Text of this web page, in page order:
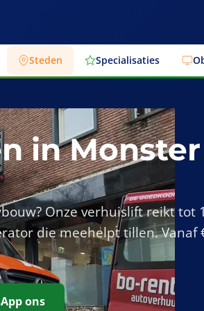
Steden Specialisaties
in Monster
Onze verhuislift reikt tot
die meehelpt tillen. Vanaf
ons